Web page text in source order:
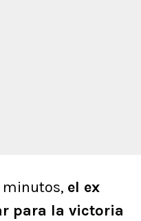
minutos, el ex
para la victoria